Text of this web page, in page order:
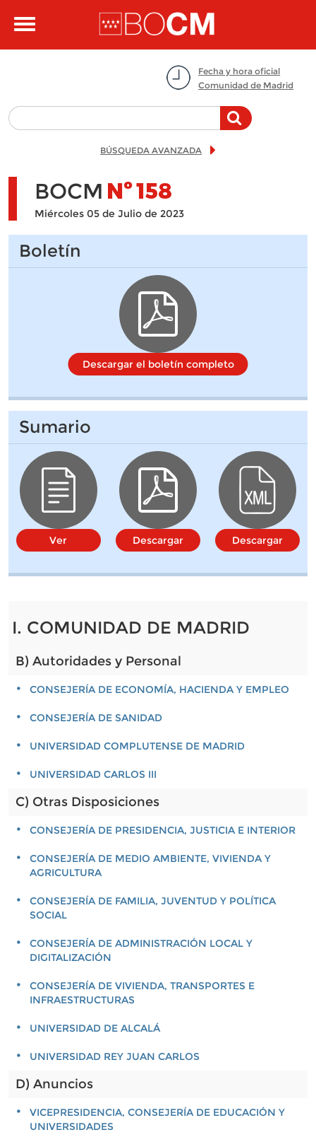
Toggle
Fecha y hora oficial
Comunidad de Madrid
BÚSQUEDA AVANZADA
BOCM Nº158
Miércoles 05 de Julio de 2023
Boletín
Descargar el boletín completo
Sumario
Ver Descargar Descargar
I. COMUNIDAD DE MADRID
B) Autoridades y Personal
CONSEJERÍA DE ECONOMÍA, HACIENDA Y EMPLEO
CONSEJERÍA DE SANIDAD
UNIVERSIDAD COMPLUTENSE DE MADRID
UNIVERSIDAD CARLOS III
C) Otras Disposiciones
CONSEJERÍA DE PRESIDENCIA, JUSTICIA E INTERIOR
CONSEJERÍA DE MEDIO AMBIENTE, VIVIENDA Y
AGRICULTURA
CONSEJERÍA DE FAMILIA, JUVENTUD Y POLÍTICA
SOCIAL
CONSEJERÍA DE ADMINISTRACIÓN LOCAL Y
DIGITALIZACIÓN
CONSEJERÍA DE VIVIENDA, TRANSPORTES E
INFRAESTRUCTURAS
UNIVERSIDAD DE ALCALÁ
UNIVERSIDAD REY JUAN CARLOS
D) Anuncios
VICEPRESIDENCIA, CONSEJERÍA DE EDUCACIÓN Y
UNIVERSIDADES